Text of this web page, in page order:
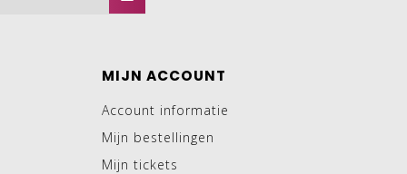
MIJN ACCOUNT
Account informatie
Mijn bestellingen
Mijn tickets